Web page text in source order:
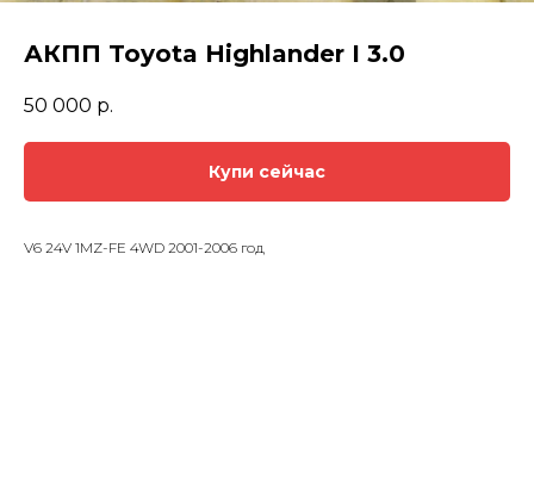
АКПП Toyota Highlander I 3.0
50 000 р.
Купи сейчас
V6 24V 1MZ-FE 4WD 2001-2006 год